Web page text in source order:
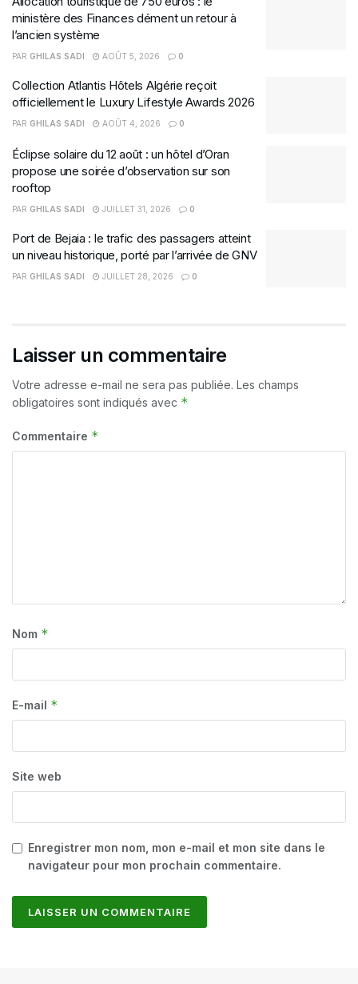
ministère des Finances dément un retour à
l’ancien système
PAR GHILAS SADI AOÛT 5, 2026 0
Collection Atlantis Hôtels Algérie reçoit
officiellement le Luxury Lifestyle Awards 2026
PAR GHILAS SADI AOÛT 4, 2026 0
Éclipse solaire du 12 août : un hôtel d’Oran
propose une soirée d’observation sur son
rooftop
PAR GHILAS SADI JUILLET 31, 2026 0
Port de Bejaia : le trafic des passagers atteint
un niveau historique, porté par l’arrivée de GNV
PAR GHILAS SADI JUILLET 28, 2026 0
Laisser un commentaire
Votre adresse e-mail ne sera pas publiée. Les champs
obligatoires sont indiqués avec *
Commentaire *
Nom *
E-mail *
Site web
Enregistrer mon nom, mon e-mail et mon site dans le
navigateur pour mon prochain commentaire.